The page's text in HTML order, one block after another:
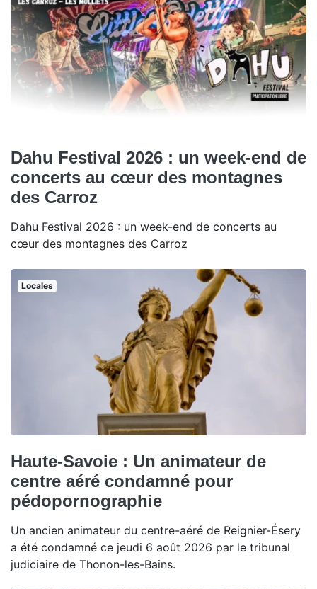
Dahu Festival 2026 : un week-end de
concerts au cœur des montagnes
des Carroz
Dahu Festival 2026 : un week-end de concerts au
cœur des montagnes des Carroz
Locales
Haute-Savoie : Un animateur de
centre aéré condamné pour
pédopornographie
Un ancien animateur du centre-aéré de Reignier-Ésery
a été condamné ce jeudi 6 août 2026 par le tribunal
judiciaire de Thonon-les-Bains.